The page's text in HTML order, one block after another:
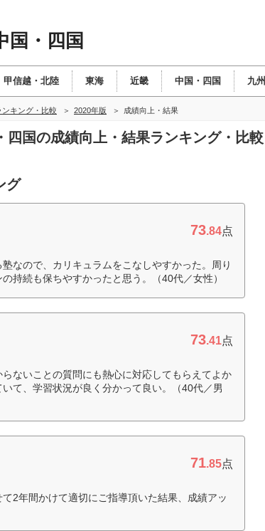
国・四国
甲信越・北陸 東海 近畿 中国・四国 九州
キング・比較 2020年版 成績向上・結果
四国の成績向上・結果ランキング・比較
グ
73.84点
なので、カリキュラムをこなしやすかった。周り
持続も保ちやすかったと思う。（40代／女性）
73.41点
ないことの質問にも熱心に対応してもらえてよか
て、学習状況が良く分かって良い。（40代／男
71.85点
2年間かけて適切にご指導頂いた結果、成績アッ